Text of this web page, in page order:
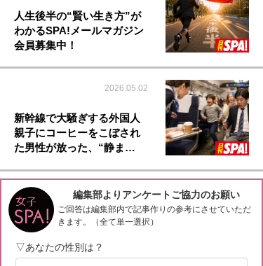
人生後半の“賢い生き方”が
わかるSPA!メールマガジン
会員募集中！
2026.05.02
新幹線で大騒ぎする外国人
親子にコーヒーをこぼされ
た男性が放った、“静ま…